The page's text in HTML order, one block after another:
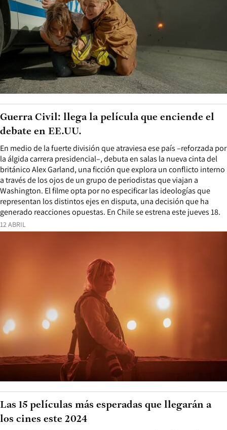
12 ABRIL
En medio de la fuerte división que atraviesa ese país –reforzada por
la álgida carrera presidencial–, debuta en salas la nueva cinta del
británico Alex Garland, una ficción que explora un conflicto interno
a través de los ojos de un grupo de periodistas que viajan a
Washington. El filme opta por no especificar las ideologías que
representan los distintos ejes en disputa, una decisión que ha
generado reacciones opuestas. En Chile se estrena este jueves 18.
Guerra Civil: llega la película que enciende el
debate en EE.UU.
Las 15 películas más esperadas que llegarán a
los cines este 2024